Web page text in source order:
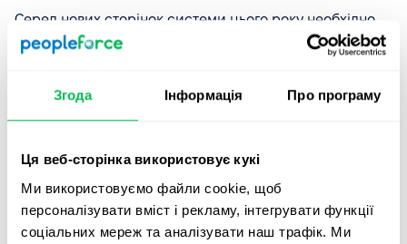
Згода Інформація Про програму
Ця веб-сторінка використовує кукі
Ми використовуємо файли cookie, щоб
персоналізувати вміст і рекламу, інтегрувати функції
соціальних мереж та аналізувати наш трафік. Ми
Серед нових сторінок системи цього року необхідно
виокремити "Графік відсутності
". Це нова вкладка в
можете легко побачити, коли ваші колеги беруть
доповнення до системи!